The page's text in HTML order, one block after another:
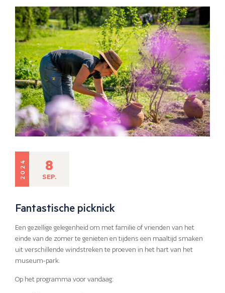
2024 8
SEP.
Fantastische picknick
Een gezellige gelegenheid om met familie of vrienden van het
einde van de zomer te genieten en tijdens een maaltijd smaken
uit verschillende windstreken te proeven in het hart van het
museum-park.
Op het programma voor vandaag: